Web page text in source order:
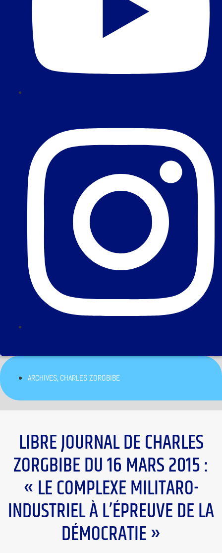
ARCHIVES,CHARLES ZORGBIBE
LIBRE JOURNAL DE CHARLES
ZORGBIBE DU 16 MARS 2015 :
« LE COMPLEXE MILITARO-
INDUSTRIEL À L’ÉPREUVE DE LA
DÉMOCRATIE »